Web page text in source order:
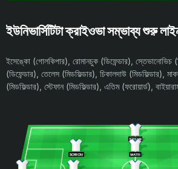
ইউনিভার্সিটিটা ক্রাইওভা সম্ভাব্য শুরু
ইসেঙ্কো (গোলকিপার), রোমানচুক (ডিফেন্ডার), স্তেভানোভিচ
(ডিফেন্ডার), তেলেস (মিডফিল্ডার), চিকালদাউ (মিডফিল্ডার),
(মিডফিল্ডার), স্টেফান (মিডফিল্ডার), এতিম (ফরোয়ার্ড),